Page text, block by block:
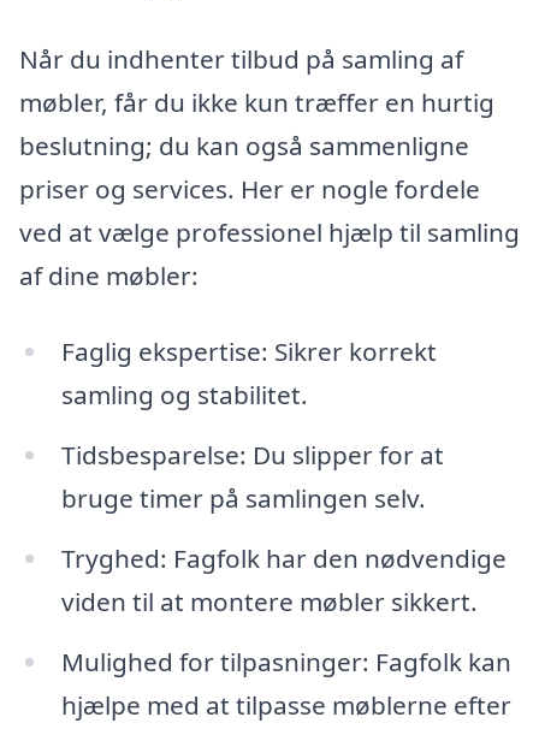
Når du indhenter tilbud på samling af
møbler, får du ikke kun træffer en hurtig
beslutning; du kan også sammenligne
priser og services. Her er nogle fordele
ved at vælge professionel hjælp til samling
af dine møbler:
Faglig ekspertise: Sikrer korrekt
samling og stabilitet.
Tidsbesparelse: Du slipper for at
bruge timer på samlingen selv.
Tryghed: Fagfolk har den nødvendige
viden til at montere møbler sikkert.
Mulighed for tilpasninger: Fagfolk kan
hjælpe med at tilpasse møblerne efter